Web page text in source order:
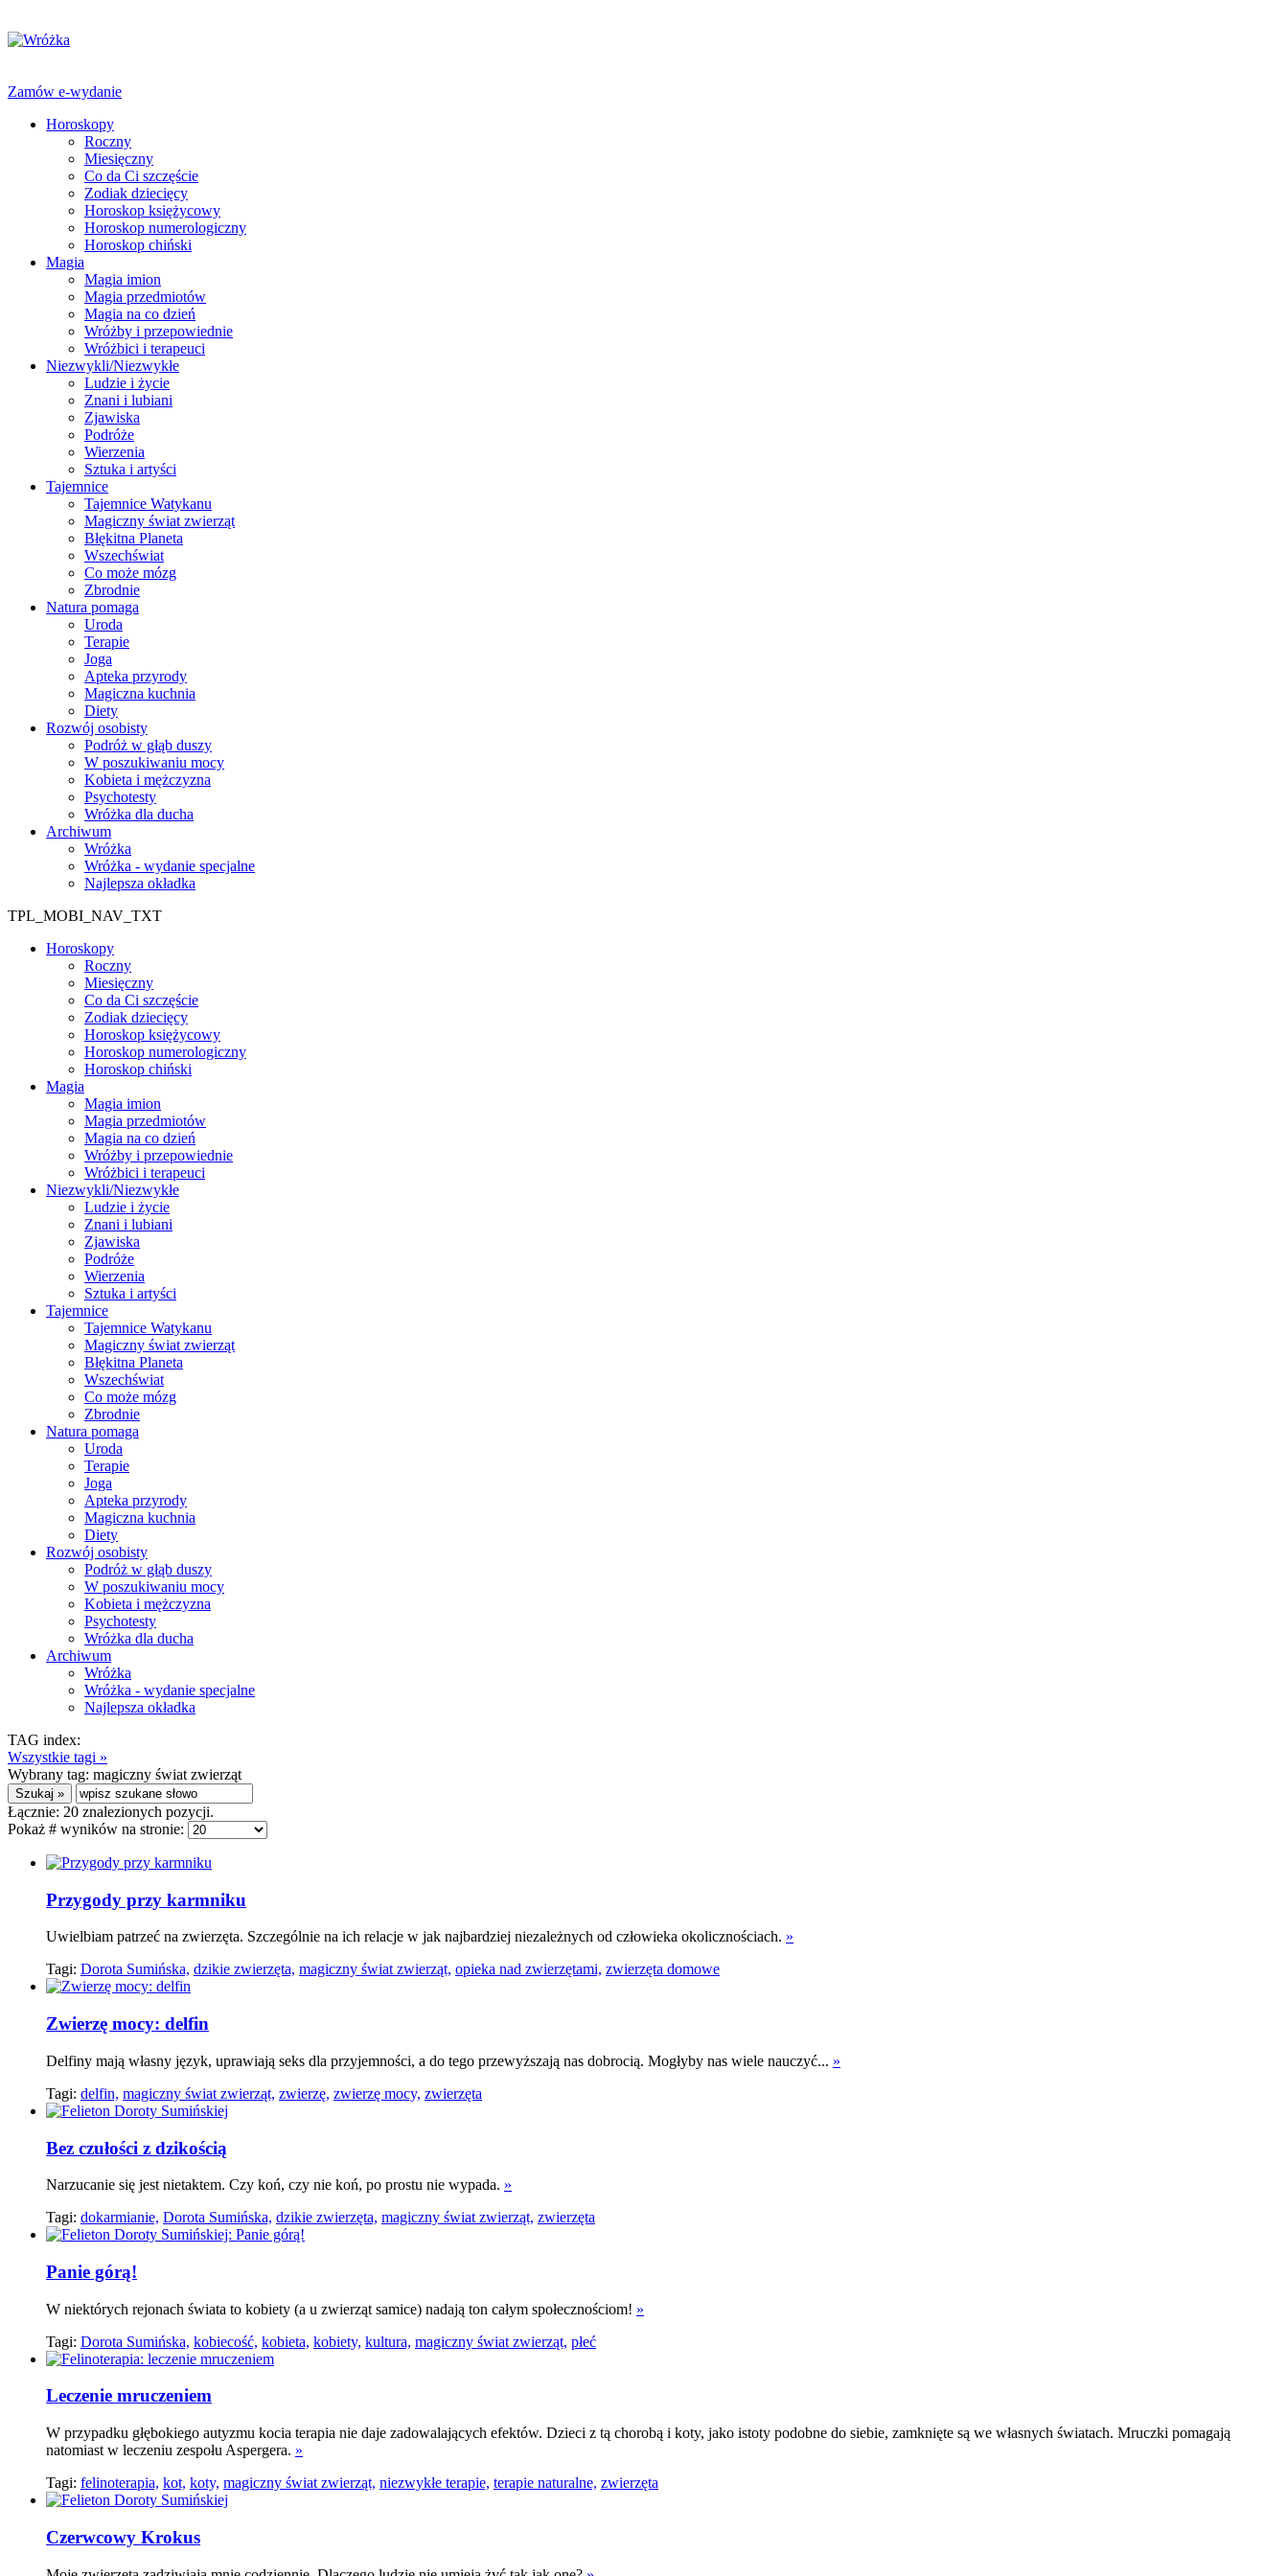
Zamów e-wydanie
Horoskopy
Roczny
Miesięczny
Co da Ci szczęście
Zodiak dziecięcy
Horoskop księżycowy
Horoskop numerologiczny
Horoskop chiński
Magia
Magia imion
Magia przedmiotów
Magia na co dzień
Wróżby i przepowiednie
Wróżbici i terapeuci
Niezwykli/Niezwykłe
Ludzie i życie
Znani i lubiani
Zjawiska
Podróże
Wierzenia
Sztuka i artyści
Tajemnice
Tajemnice Watykanu
Magiczny świat zwierząt
Błękitna Planeta
Wszechświat
Co może mózg
Zbrodnie
Natura pomaga
Uroda
Terapie
Joga
Apteka przyrody
Magiczna kuchnia
Diety
Rozwój osobisty
Podróż w głąb duszy
W poszukiwaniu mocy
Kobieta i mężczyzna
Psychotesty
Wróżka dla ducha
Archiwum
Wróżka
Wróżka - wydanie specjalne
Najlepsza okładka
TPL_MOBI_NAV_TXT
Horoskopy
Roczny
Miesięczny
Co da Ci szczęście
Zodiak dziecięcy
Horoskop księżycowy
Horoskop numerologiczny
Horoskop chiński
Magia
Magia imion
Magia przedmiotów
Magia na co dzień
Wróżby i przepowiednie
Wróżbici i terapeuci
Niezwykli/Niezwykłe
Ludzie i życie
Znani i lubiani
Zjawiska
Podróże
Wierzenia
Sztuka i artyści
Tajemnice
Tajemnice Watykanu
Magiczny świat zwierząt
Błękitna Planeta
Wszechświat
Co może mózg
Zbrodnie
Natura pomaga
Uroda
Terapie
Joga
Apteka przyrody
Magiczna kuchnia
Diety
Rozwój osobisty
Podróż w głąb duszy
W poszukiwaniu mocy
Kobieta i mężczyzna
Psychotesty
Wróżka dla ducha
Archiwum
Wróżka
Wróżka - wydanie specjalne
Najlepsza okładka
TAG index:
Wszystkie tagi »
Wybrany tag: magiczny świat zwierząt
Łącznie: 20 znalezionych pozycji.
Pokaż # wyników na stronie:
Przygody przy karmniku
Uwielbiam patrzeć na zwierzęta. Szczególnie na ich relacje w jak najbardziej niezależnych od człowieka okolicznościach. »
Tagi: Dorota Sumińska, dzikie zwierzęta, magiczny świat zwierząt, opieka nad zwierzętami, zwierzęta domowe
Zwierzę mocy: delfin
Delfiny mają własny język, uprawiają seks dla przyjemności, a do tego przewyższają nas dobrocią. Mogłyby nas wiele nauczyć... »
Tagi: delfin, magiczny świat zwierząt, zwierzę, zwierzę mocy, zwierzęta
Bez czułości z dzikością
Narzucanie się jest nietaktem. Czy koń, czy nie koń, po prostu nie wypada. »
Tagi: dokarmianie, Dorota Sumińska, dzikie zwierzęta, magiczny świat zwierząt, zwierzęta
Panie górą!
W niektórych rejonach świata to kobiety (a u zwierząt samice) nadają ton całym społecznościom! »
Tagi: Dorota Sumińska, kobiecość, kobieta, kobiety, kultura, magiczny świat zwierząt, płeć
Leczenie mruczeniem
W przypadku głębokiego autyzmu kocia terapia nie daje zadowalających efektów. Dzieci z tą chorobą i koty, jako istoty podobne do siebie, zamknięte są we własnych światach. Mruczki pomagają
natomiast w leczeniu zespołu Aspergera. »
Tagi: felinoterapia, kot, koty, magiczny świat zwierząt, niezwykłe terapie, terapie naturalne, zwierzęta
Czerwcowy Krokus